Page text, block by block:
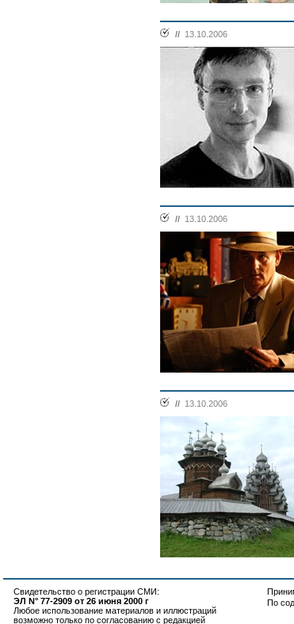
// 13.10.2006
// 13.10.2006
// 13.10.2006
Свидетельство о регистрации СМИ:
ЭЛ N° 77-2909 от 26 июня 2000 г
Любое использование материалов и иллюстраций
возможно только по согласованию с редакцией
По